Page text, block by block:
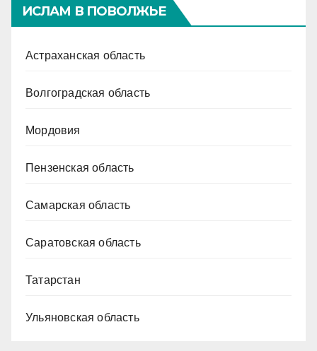
ИСЛАМ В ПОВОЛЖЬЕ
Астраханская область
Волгоградская область
Мордовия
Пензенская область
Самарская область
Саратовская область
Татарстан
Ульяновская область